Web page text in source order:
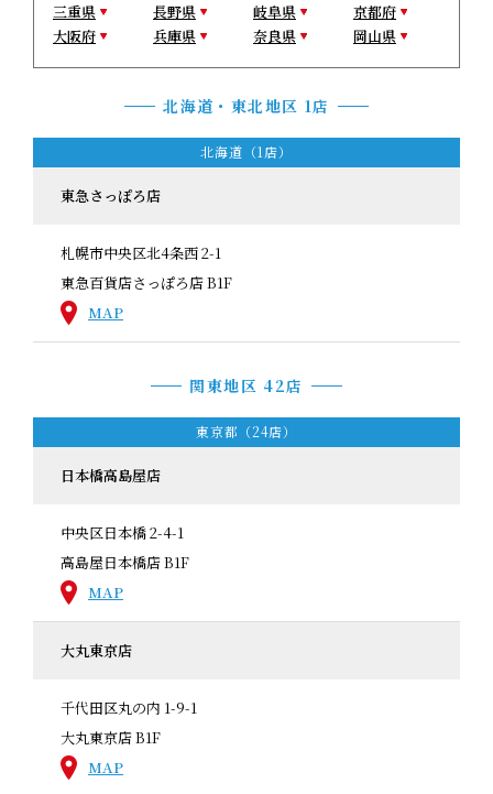
三重県
長野県 岐阜県
京都府
大阪府
兵庫県 奈良県 岡山県
北海道・東北地区 1店
北海道（1店）
東急さっぽろ店
札幌市中央区北4条西 2-1
東急百貨店さっぽろ店 B1F
MAP
関東地区 42店
東京都（24店）
日本橋高島屋店
中央区日本橋 2-4-1
高島屋日本橋店 B1F
MAP
大丸東京店
千代田区丸の内 1-9-1
大丸東京店 B1F
MAP